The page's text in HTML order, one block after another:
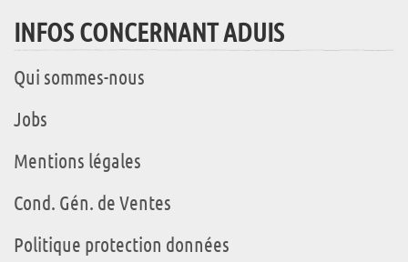
INFOS CONCERNANT ADUIS
Qui sommes-nous
Jobs
Mentions légales
Cond. Gén. de Ventes
Politique protection données